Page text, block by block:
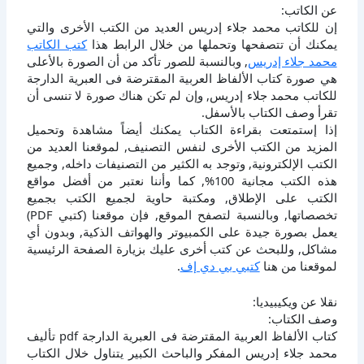
عن الكاتب:
إن للكاتب محمد جلاء إدريس العديد من الكتب الأخرى والتي
يمكنك أن تتصفحها وتحملها من خلال الرابط هذاكتب الكاتب
محمد جلاء إدريس, وبالنسبة للصور تأكد من أن الصورة بالأعلى
هي صورة كتاب الألفاظ العربية المقترضة فى العبرية الدارجة
للكاتب محمد جلاء إدريس, وإن لم تكن هناك صورة لا تنسى أن
تقرأ وصف الكتاب بالأسفل.
إذا إستمتعت بقراءة الكتاب يمكنك أيضاً مشاهدة وتحميل
المزيد من الكتب الأخرى لنفس التصنيف, لموقعنا العديد من
الكتب الإلكترونية, وتوجد به الكثير من التصنيفات داخله, وجميع
هذه الكتب مجانية 100%, كما وأننا نعتبر من أفضل مواقع
الكتب على الإطلاق, ومكتبة حاوية لجميع الكتب بجميع
تخصصاتها, وبالنسبة لتصفح الموقع, فإن موقعنا (كتبي PDF)
يعمل بصورة جيدة على الكمبيوتر والهواتف الذكية, وبدون أي
مشاكل, وللبحث عن كتب أخرى عليك بزيارة الصفحة الرئيسية
لموقعنا من هناكتبي بي دي إف.
نقلا عن ويكيبيديا:
وصف الكتاب:
كتاب الألفاظ العربية المقترضة فى العبرية الدارجة pdf تأليف
محمد جلاء إدريس المفكر والباحث الكبير يتناول خلال الكتاب